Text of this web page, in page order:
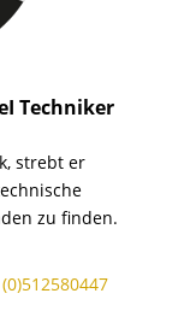
Techniker
strebt er
zu finden.